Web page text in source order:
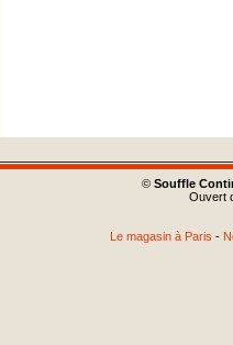
© Souffle
Ouvert
Le magasin à Paris -